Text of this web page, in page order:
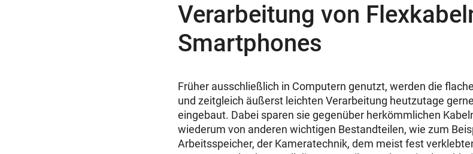
Verarbeitung von
Smartphones
Früher ausschließlich in Computern genutzt, werden die
und zeitgleich äußerst leichten Verarbeitung heutzutage
eingebaut. Dabei sparen sie gegenüber herkömmlichen
wiederum von anderen wichtigen Bestandteilen, wie zum
Arbeitsspeicher, der Kameratechnik, dem meist fest